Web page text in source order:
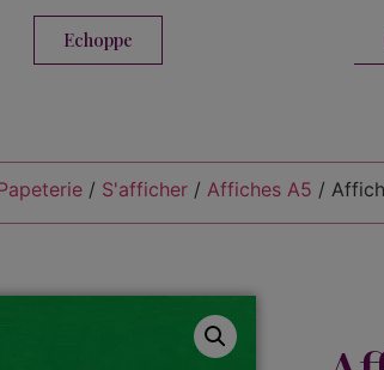
Echoppe
/ S'afficher / Affiches A5 /